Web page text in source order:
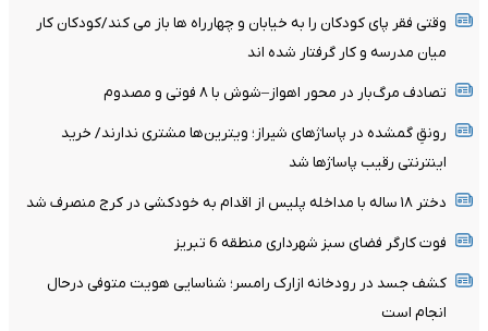
وقتی فقر پای کودکان را به خیابان و چهارراه ها باز می کند/کودکان کار
میان مدرسه و کار گرفتار شده اند
تصادف مرگ‌بار در محور اهواز–شوش با ۸ فوتی و مصدوم
رونقِ گمشده در پاساژهای شیراز؛ ویترین‌ها مشتری ندارند/ خرید
اینترنتی رقیب پاساژها شد
دختر ۱۸ ساله با مداخله پلیس از اقدام به خودکشی در کرج منصرف شد
فوت کارگر فضای سبز شهرداری منطقه 6 تبریز
کشف جسد در رودخانه ازارک رامسر؛ شناسایی هویت متوفی درحال
انجام است